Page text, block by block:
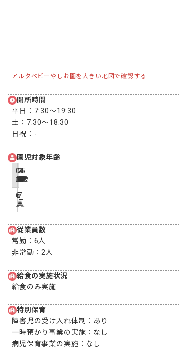
アルタベビーやしお園を大きい地図で確認する
開所時間
平日： 7:30〜19:30
土： 7:30〜18:30
日祝： -
園児対象年齢
0
歳
1
歳
2
歳
3
歳
4
歳
5
歳
6
人
6
人
7
人
---
従業員数
常勤： 6人
非常勤：2人
給食の実施状況
給食のみ実施
特別保育
障害児の受け入れ体制： あり
一時預かり事業の実施： なし
病児保育事業の実施： なし